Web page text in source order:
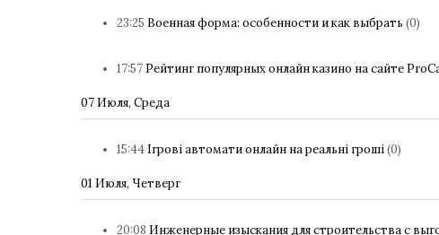
23:25 Военная форма: особенности и как выбрать (0)
17:57 Рейтинг популярных онлайн казино на сайте
07 Июля, Среда
15:44 Ігрові автомати онлайн на реальні гроші(0)
01 Июля, Четверг
20:08 Инженерные изыскания для строительства с